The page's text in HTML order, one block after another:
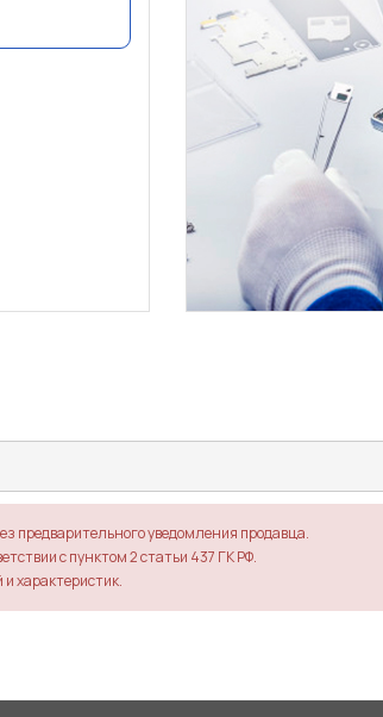
предварительного уведомления продавца.
с пунктом 2 статьи 437 ГК РФ.
характеристик.